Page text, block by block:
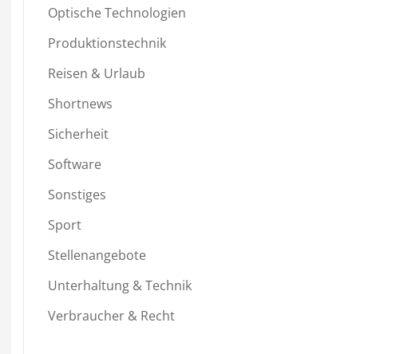
Optische Technologien
Produktionstechnik
Reisen & Urlaub
Shortnews
Sicherheit
Software
Sonstiges
Sport
Stellenangebote
Unterhaltung & Technik
Verbraucher & Recht